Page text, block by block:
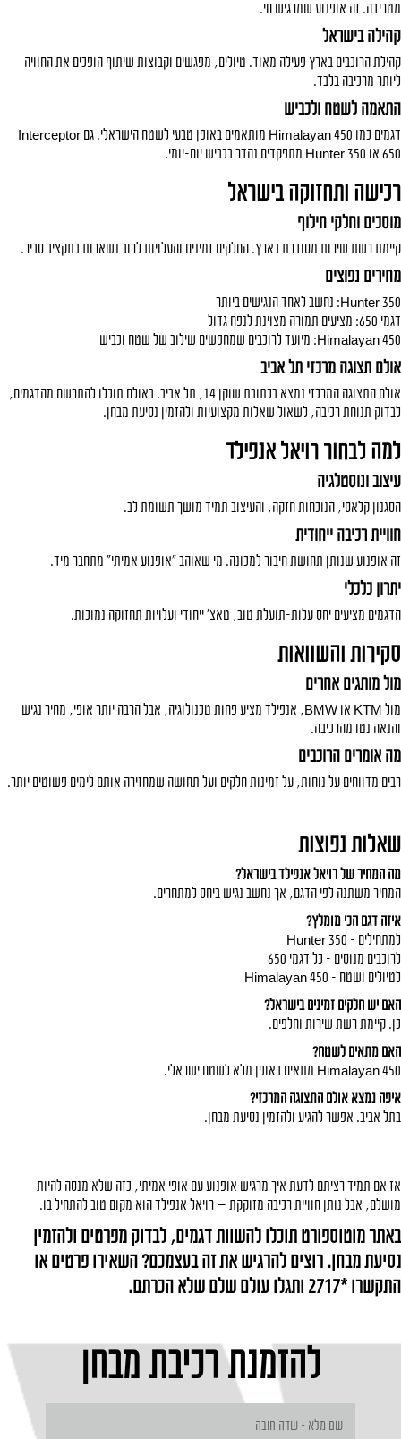
מטרידה. זה אופנוע שמרגיש חי.
קהילה בישראל
קהילת הרוכבים בארץ פעילה מאוד. טיולים, מפגשים וקבוצות שיתוף הופכים את החוויה
ליותר מרכיבה בלבד.
התאמה לשטח ולכביש
דגמים כמו Himalayan 450 מותאמים באופן טבעי לשטח הישראלי. גם Interceptor
650 או Hunter 350 מתפקדים נהדר בכביש יום-יומי.
רכישה ותחזוקה בישראל
מוסכים וחלקי חילוף
קיימת רשת שירות מסודרת בארץ. החלקים זמינים והעלויות לרוב נשארות בתקציב סביר.
מחירים נפוצים
Hunter 350: נחשב לאחד הנגישים ביותר
דגמי 650: מציעים תמורה מצוינת לנפח גדול
Himalayan 450: מיועד לרוכבים שמחפשים שילוב של שטח וכביש
אולם תצוגה מרכזי תל אביב
אולם התצוגה המרכזי נמצא בכתובת שוקן 14, תל אביב. באולם תוכלו להתרשם מהדגמים,
לבדוק תנוחת רכיבה, לשאול שאלות מקצועיות ולהזמין נסיעת מבחן.
למה לבחור רויאל אנפילד
עיצוב ונוסטלגיה
הסגנון קלאסי, הנוכחות חזקה, והעיצוב תמיד מושך תשומת לב.
חוויית רכיבה ייחודית
זה אופנוע שנותן תחושת חיבור למכונה. מי שאוהב "אופנוע אמיתי" מתחבר מיד.
יתרון כלכלי
הדגמים מציעים יחס עלות-תועלת טוב, טאצ' ייחודי ועלויות תחזוקה נמוכות.
סקירות והשוואות
מול מותגים אחרים
מול KTM
או BMW, אנפילד מציע פחות טכנולוגיה, אבל הרבה יותר אופי, מחיר נגיש
והנאה נטו מהרכיבה.
מה אומרים הרוכבים
רבים מדווחים על נוחות, על זמינות חלקים ועל תחושה שמחזירה אותם לימים פשוטים יותר.
שאלות נפוצות
מה המחיר של רויאל אנפילד בישראל?
המחיר משתנה לפי הדגם, אך נחשב נגיש ביחס למתחרים.
איזה דגם הכי מומלץ?
למתחילים – Hunter 350
לרוכבים מנוסים – כל דגמי 650
לטיולים ושטח – Himalayan 450
האם יש חלקים זמינים בישראל?
כן. קיימת רשת שירות וחלפים.
האם מתאים לשטח?
Himalayan 450 מתאים באופן מלא לשטח ישראלי.
איפה נמצא אולם התצוגה המרכזי?
בתל אביב. אפשר להגיע ולהזמין נסיעת מבחן.
אז אם תמיד רציתם לדעת איך מרגיש אופנוע עם אופי אמיתי, כזה שלא מנסה להיות
מושלם, אבל נותן חוויית רכיבה מזוקקת — רויאל אנפילד הוא מקום טוב להתחיל בו.
באתר מוטוספורט תוכלו להשוות דגמים, לבדוק מפרטים ולהזמין
נסיעת מבחן. רוצים להרגיש את זה בעצמכם? השאירו פרטים או
התקשרו*2717 ותגלו עולם שלם שלא הכרתם.
להזמנת רכיבת מבחן